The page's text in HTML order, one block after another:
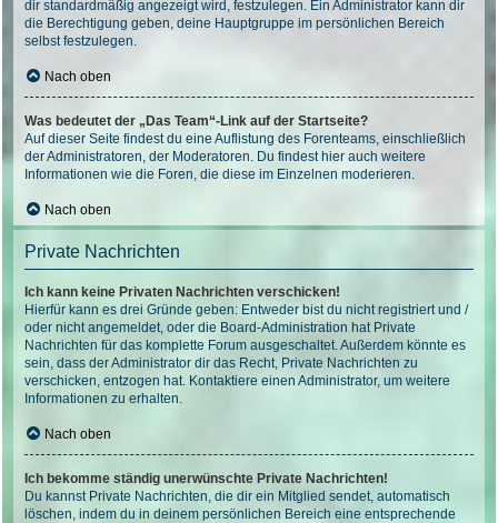
dir standardmäßig angezeigt wird, festzulegen. Ein Administrator kann dir
die Berechtigung geben, deine Hauptgruppe im persönlichen Bereich
selbst festzulegen.
Nach oben
Was bedeutet der „Das Team“-Link auf der Startseite?
Auf dieser Seite findest du eine Auflistung des Forenteams, einschließlich
der Administratoren, der Moderatoren. Du findest hier auch weitere
Informationen wie die Foren, die diese im Einzelnen moderieren.
Nach oben
Private Nachrichten
Ich kann keine Privaten Nachrichten verschicken!
Hierfür kann es drei Gründe geben: Entweder bist du nicht registriert und /
oder nicht angemeldet, oder die Board-Administration hat Private
Nachrichten für das komplette Forum ausgeschaltet. Außerdem könnte es
sein, dass der Administrator dir das Recht, Private Nachrichten zu
verschicken, entzogen hat. Kontaktiere einen Administrator, um weitere
Informationen zu erhalten.
Nach oben
Ich bekomme ständig unerwünschte Private Nachrichten!
Du kannst Private Nachrichten, die dir ein Mitglied sendet, automatisch
löschen, indem du in deinem persönlichen Bereich eine entsprechende